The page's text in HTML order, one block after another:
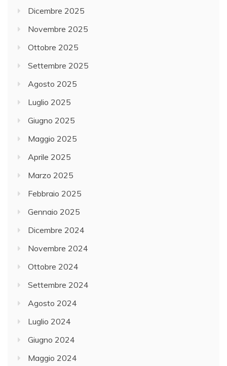
Dicembre 2025
Novembre 2025
Ottobre 2025
Settembre 2025
Agosto 2025
Luglio 2025
Giugno 2025
Maggio 2025
Aprile 2025
Marzo 2025
Febbraio 2025
Gennaio 2025
Dicembre 2024
Novembre 2024
Ottobre 2024
Settembre 2024
Agosto 2024
Luglio 2024
Giugno 2024
Maggio 2024